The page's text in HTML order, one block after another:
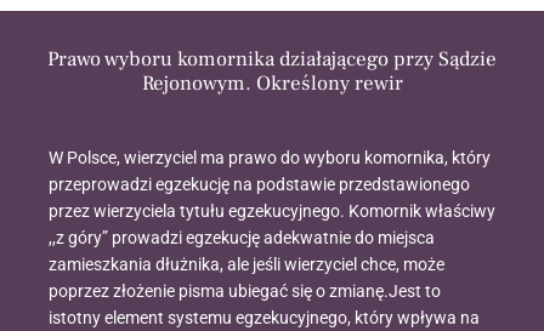
Prawo wyboru komornika działającego przy Sądzie
Rejonowym. Określony rewir
W Polsce, wierzyciel ma prawo do wyboru komornika, który
przeprowadzi egzekucję na podstawie przedstawionego
przez wierzyciela tytułu egzekucyjnego. Komornik właściwy
,,z góry” prowadzi egzekucję adekwatnie do miejsca
zamieszkania dłużnika, ale jeśli wierzyciel chce, może
poprzez złożenie pisma ubiegać się o zmianę.Jest to
istotny element systemu egzekucyjnego, który wpływa na